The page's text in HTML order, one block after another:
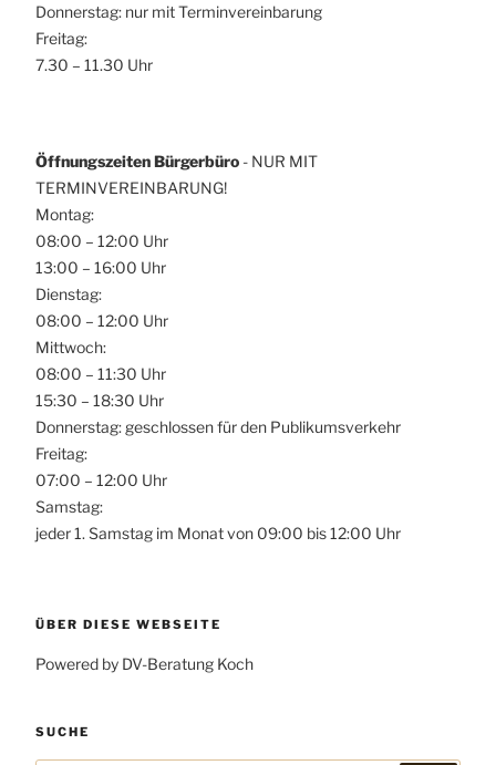
Donnerstag: nur mit Terminvereinbarung
Freitag:
7.30 – 11.30 Uhr
Öffnungszeiten Bürgerbüro - NUR MIT
TERMINVEREINBARUNG!
Montag:
08:00 – 12:00 Uhr
13:00 – 16:00 Uhr
Dienstag:
08:00 – 12:00 Uhr
Mittwoch:
08:00 – 11:30 Uhr
15:30 – 18:30 Uhr
Donnerstag: geschlossen für den Publikumsverkehr
Freitag:
07:00 – 12:00 Uhr
Samstag:
jeder 1. Samstag im Monat von 09:00 bis 12:00 Uhr
ÜBER DIESE WEBSEITE
Powered by DV-Beratung Koch
SUCHE